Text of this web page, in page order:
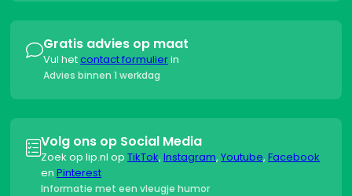
Gratis advies op maat
Vul hetcontact formulierin
Advies binnen 1 werkdag
Volg ons op Social Media
Zoek op lip.nl op TikTok, Instagram, Youtube, Facebook
en Pinterest
Informatie met een vleugje humor